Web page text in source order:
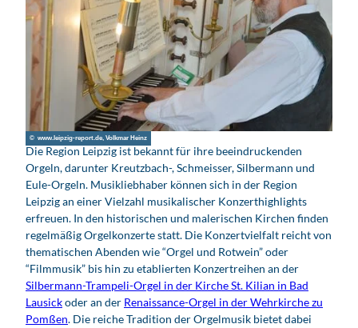
© www.leipzig-report.de, Volkmar Heinz
Die Region Leipzig ist bekannt für ihre beeindruckenden
Orgeln, darunter Kreutzbach-, Schmeisser, Silbermann und
Eule-Orgeln. Musikliebhaber können sich in der Region
Leipzig an einer Vielzahl musikalischer Konzerthighlights
erfreuen. In den historischen und malerischen Kirchen finden
regelmäßig Orgelkonzerte statt. Die Konzertvielfalt reicht von
thematischen Abenden wie “Orgel und Rotwein” oder
“Filmmusik” bis hin zu etablierten Konzertreihen an der
Silbermann-Trampeli-Orgel in der Kirche St. Kilian in Bad
Lausickoder an der Renaissance-Orgel in der Wehrkirche zu
Pomßen. Die reiche Tradition der Orgelmusik bietet dabei